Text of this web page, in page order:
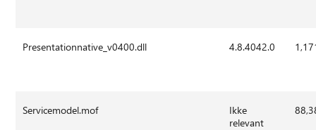
Presentationnative_v0400.dll 4.8.4042.0
Servicemodel.mof
Ikke
relevant